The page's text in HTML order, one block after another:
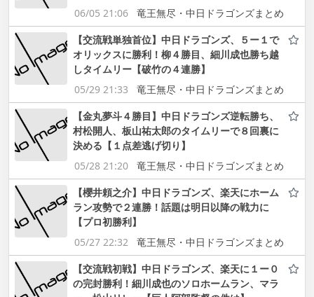
06/05 21:06
竜王無尽・中日ドラゴンズまとめ
【交流戦単独首位】中日ドラゴンズ、５ー１で
オリックスに勝利！柳４勝目、細川成也勝ち越
しタイムリー【破竹の４連勝】
05/29 21:33
竜王無尽・中日ドラゴンズまとめ
【金丸夢斗４勝目】中日ドラゴンズ逆転勝ち、
村松開人、板山祐太郎のタイムリーで８回裏に
決める【１点差逃げ切り】
05/28 21:20
竜王無尽・中日ドラゴンズまとめ
【櫻井頼之介】中日ドラゴンズ、楽天にホーム
ラン攻勢で２連勝！話題は明日以降の戦力に
【プロ初勝利】
05/27 22:32
竜王無尽・中日ドラゴンズまとめ
【交流戦初戦】中日ドラゴンズ、楽天に１ー０
の完封勝利！細川成也のソロホームラン、マラ